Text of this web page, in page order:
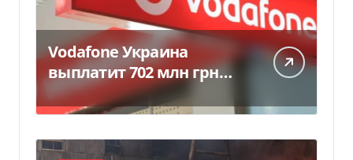
Vodafone Украина
выплатит 702 млн грн
дивидендов — Delo.ua